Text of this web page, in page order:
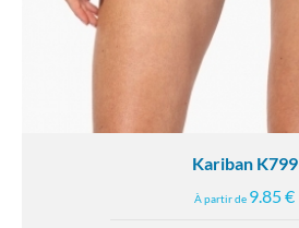
Kariban K799
À partir de 9.85 €